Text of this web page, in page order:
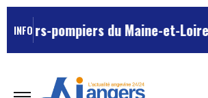
INFO
pompiers du Maine-et-Loire ?